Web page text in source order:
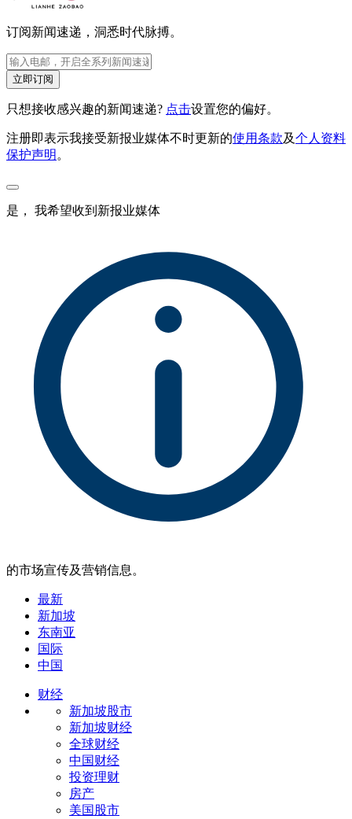
订阅新闻速递，洞悉时代脉搏。
立即订阅
只想接收感兴趣的新闻速递? 点击设置您的偏好。
注册即表示我接受新报业媒体不时更新的使用条款及个人资料
保护声明。
是， 我希望收到新报业媒体
的市场宣传及营销信息。
最新
新加坡
东南亚
国际
中国
财经
新加坡股市
新加坡财经
全球财经
中国财经
投资理财
房产
美国股市